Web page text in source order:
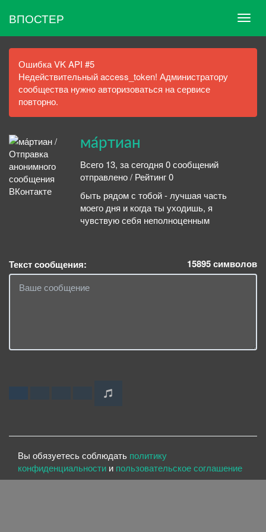
ВПОСТЕР
Ошибка VK API #5
Недействительный access_token! Администратору
сообщества нужно авторизоваться на сервисе
повторно.
ма́ртиан
Всего 13, за сегодня 0 сообщений
отправлено / Рейтинг 0
быть рядом с тобой - лучшая часть
моего дня и когда ты уходишь, я
чувствую себя неполноценным
Текст сообщения: 15895символов
Вы обязуетесь соблюдать политику
конфиденциальности и пользовательское соглашение